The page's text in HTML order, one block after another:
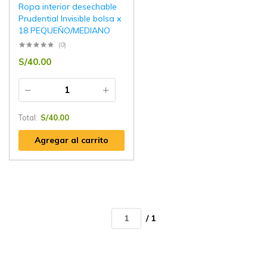
Ropa interior desechable
Prudential Invisible bolsa x
18 PEQUEÑO/MEDIANO
(0)
S/40.00
Total: S/40.00
Agregar al carrito
/ 1